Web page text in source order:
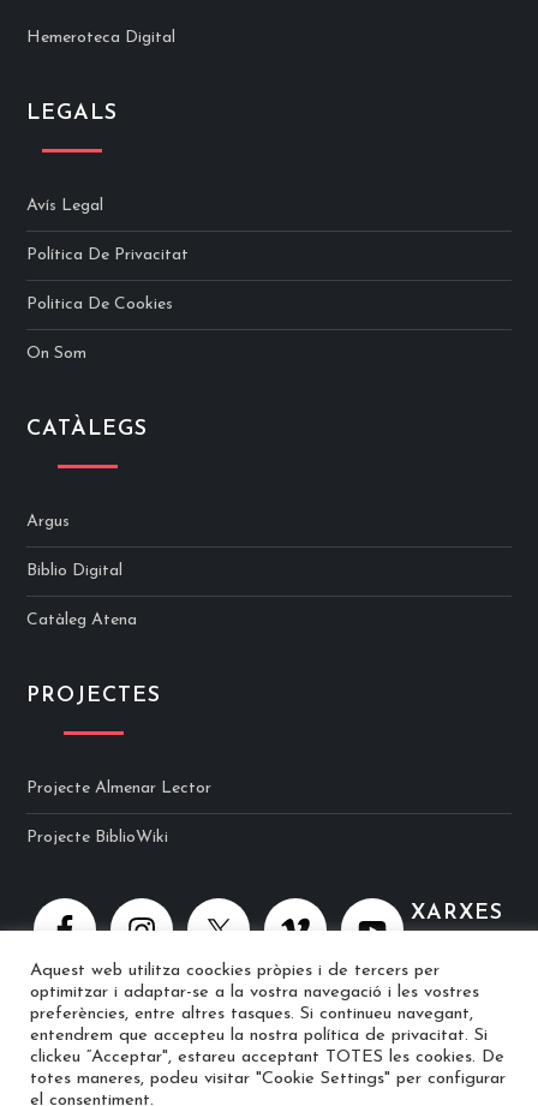
Hemeroteca Digital
LEGALS
Avís Legal
Política De Privacitat
Politica De Cookies
On Som
CATÀLEGS
Argus
Biblio Digital
Catàleg Atena
PROJECTES
Projecte Almenar Lector
Projecte BiblioWiki
XARXES
© 2025 Biblioteca Ramon Berenguer IV · Web implementat per
Aquest web utilitza coockies pròpies i de tercers per
optimitzar i adaptar-se a la vostra navegació i les vostres
preferències, entre altres tasques. Si continueu navegant,
entendrem que accepteu la nostra política de privacitat. Si
clickeu “Acceptar", estareu acceptant TOTES les cookies. De
totes maneres, podeu visitar "Cookie Settings" per configurar
el consentiment.